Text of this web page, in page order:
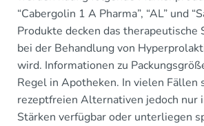
“Cabergolin 1 A Pharma”, “AL” und
Produkte decken das therapeutische
bei der Behandlung von
wird. Informationen zu
Regel in Apotheken. In vielen Fällen
rezeptfreien Alternativen jedoch nur
Stärken verfügbar oder unterliegen